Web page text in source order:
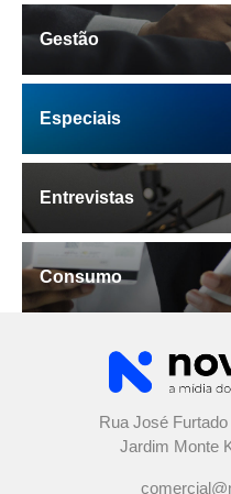
Gestão
Especiais
Entrevistas
Consumo
Rua José
Jardim Monte